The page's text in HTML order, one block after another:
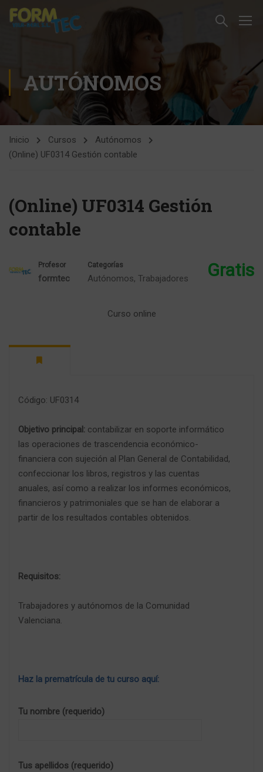
AUTÓNOMOS
Inicio Cursos
Autónomos
(Online) UF0314 Gestión contable
(Online) UF0314 Gestión
contable
Profesor
formtec
Categorías
Autónomos, Trabajadores Gratis
Curso online
Código: UF0314
Objetivo principal: contabilizar en soporte informático
las operaciones de trascendencia económico-
financiera con sujeción al Plan General de Contabilidad,
confeccionar los libros, registros y las cuentas
anuales, así como a realizar los informes económicos,
financieros y patrimoniales que se han de elaborar a
partir de los resultados contables obtenidos.
Requisitos:
Trabajadores y autónomos de la Comunidad
Valenciana.
Haz la prematrícula de tu curso aquí:
Tu nombre (requerido)
Tus apellidos (requerido)